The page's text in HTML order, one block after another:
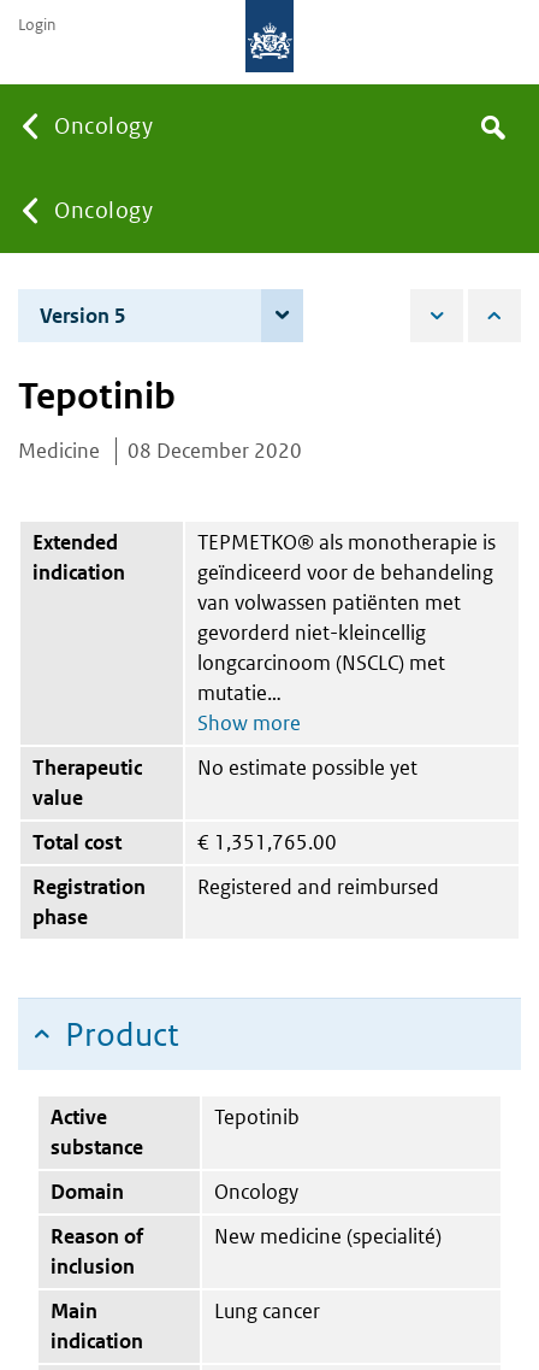
Oncology
You
are
here:
Oncology
the
Search
Login
Version 5
Tepotinib
Medicine 08 December 2020
Extended
indication
TEPMETKO® als monotherapie is
geïndiceerd voor de behandeling
van volwassen patiënten met
gevorderd niet-kleincellig
longcarcinoom (NSCLC) met
mutatie
Therapeutic
value
No estimate possible yet
Total cost € 1,351,765.00
Registration
phase
Registered and reimbursed
Product
Active
substance
Tepotinib
Domain
Oncology
Reason of
inclusion
New medicine (specialité)
Main
indication
Lung cancer